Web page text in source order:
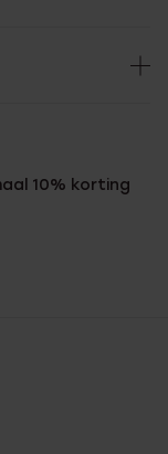
10% korting